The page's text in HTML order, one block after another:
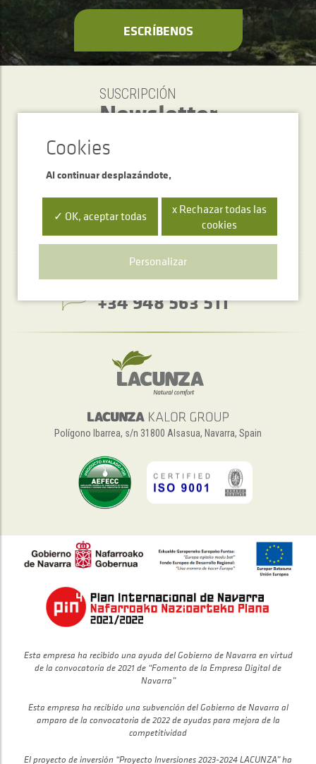
ESCRÍBENOS
SUSCRIPCIÓN
Newsletter
Servicio de atención telefónica
+34 948 563 511
Polígono Ibarrea, s/n 31800 Alsasua, Navarra, Spain
Esta empresa ha recibido una ayuda del Gobierno de Navarra en virtud
de la convocatoria de 2021 de “Fomento de la Empresa Digital de
Navarra”
Esta empresa ha recibido una subvención del Gobierno de Navarra al
amparo de la convocatoria de 2022 de ayudas para mejora de la
competitividad
El proyecto de inversión “Proyecto Inversiones 2023-2024 LACUNZA” ha
Al continuar desplazándote,
✓ OK, aceptar todas
x Rechazar todas las
cookies
Personalizar